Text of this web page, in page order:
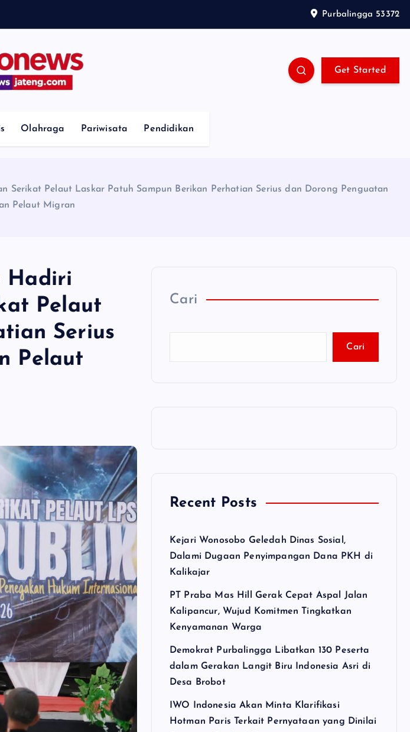
Purbalingga 53372
Get Started
Olahraga Pariwisata Pendidikan
Pelaut Laskar Patuh Sampun Berikan Perhatian Serius dan Dorong Penguatan
Pelaut Migran
Hadiri
Pelaut
Serius
Pelaut
Cari
Cari
Recent Posts
Kejari Wonosobo Geledah Dinas Sosial,
Dalami Dugaan Penyimpangan Dana PKH di
Kalikajar
PT Praba Mas Hill Gerak Cepat Aspal Jalan
Kalipancur, Wujud Komitmen Tingkatkan
Kenyamanan Warga
Demokrat Purbalingga Libatkan 130 Peserta
dalam Gerakan Langit Biru Indonesia Asri di
Desa Brobot
IWO Indonesia Akan Minta Klarifikasi
Hotman Paris Terkait Pernyataan yang Dinilai